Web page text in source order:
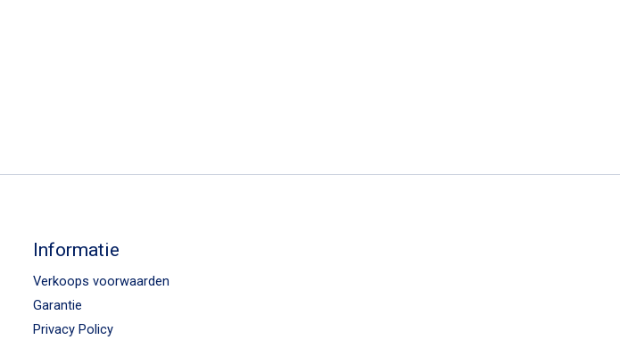
Informatie
Verkoops voorwaarden
Garantie
Privacy Policy